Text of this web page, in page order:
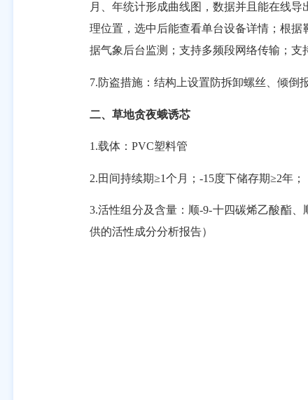
月、年统计形成曲线图，数据并且能在线
理位置，选中后能查看单台设备详情；根
据气象后台监测；支持多频段网络传输；支
7.防盗措施：结构上设置防拆卸螺丝、倾倒
二、草地贪夜蛾诱芯
1.载体：PVC塑料管
2.田间持续期≥1个月；-15度下储存期≥2年；
3.活性组分及含量：顺-9-十四碳烯乙酸酯
供的活性成分分析报告）